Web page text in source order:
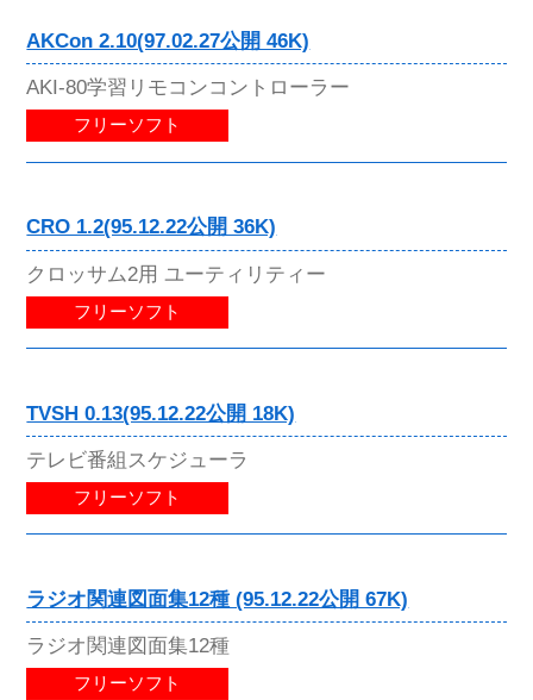
AKCon 2.10(97.02.27公開 46K)
AKI-80学習リモコンコントローラー
フリーソフト
CRO 1.2(95.12.22公開 36K)
クロッサム2用 ユーティリティー
フリーソフト
TVSH 0.13(95.12.22公開 18K)
テレビ番組スケジューラ
フリーソフト
ラジオ関連図面集12種 (95.12.22公開 67K)
ラジオ関連図面集12種
フリーソフト